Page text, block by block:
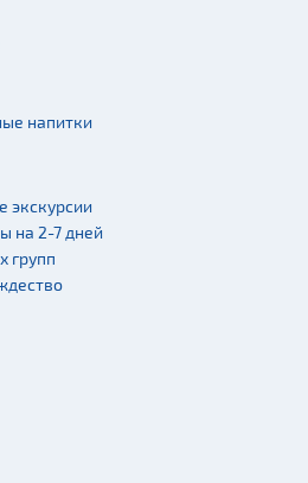
напитки
экскурсии
на 2-7 дней
групп